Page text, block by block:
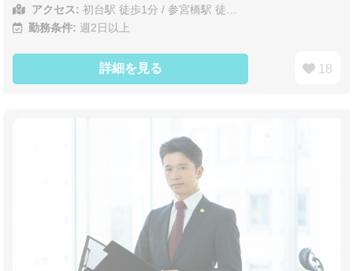
アクセス: 初台駅 徒歩1分 / 参宮橋駅 徒…
勤務条件: 週2日以上
詳細を見る 18